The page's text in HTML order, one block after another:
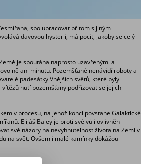
spolupracovat přitom s jiným
davovou hysterii, má pocit, jakoby se celý
je spoutána naprosto uzavřenými a
ani minutu. Pozemšťané nenávidí roboty a
padesátky Vnějších světů, které byly
nutí pozemšťany podřizovat se jejich
v procesu, na jehož konci povstane Galaktické
Elijáš Baley je proti své vůli ovlivněn
své názory na nevyhnutelnost života na Zemi v
na svět. Ovšem i malé kamínky dokážou